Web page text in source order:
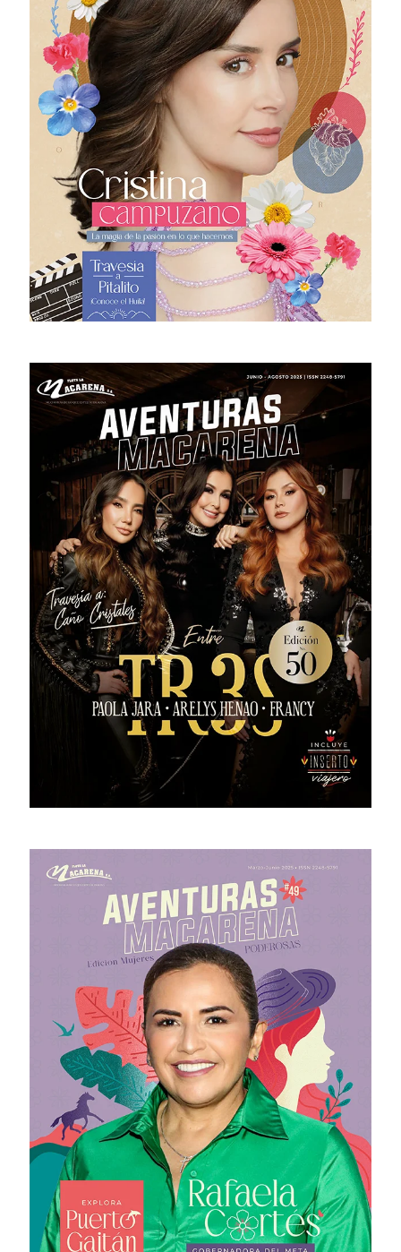
# 52 · Diciembre 2025 - Marzo 2026
# 51 · Septiembre - Diciembre 2025
# 50 · Junio – Agosto 2025